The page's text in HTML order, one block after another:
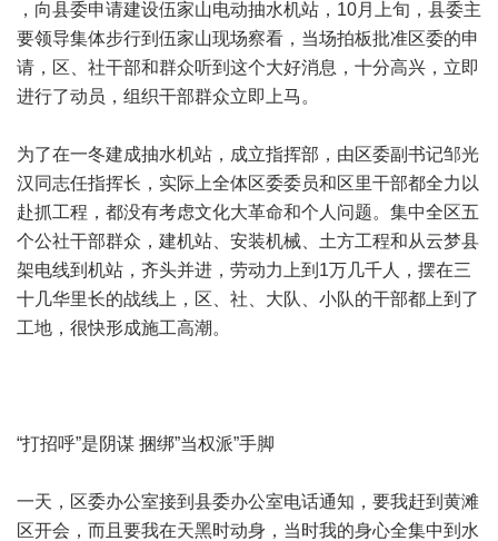
，向县委申请建设伍家山电动抽水机站，10月上旬，县委主
要领导集体步行到伍家山现场察看，当场拍板批准区委的申
请，区、社干部和群众听到这个大好消息，十分高兴，立即
进行了动员，组织干部群众立即上马。
为了在一冬建成抽水机站，成立指挥部，由区委副书记邹光
汉同志任指挥长，实际上全体区委委员和区里干部都全力以
赴抓工程，都没有考虑文化大革命和个人问题。集中全区五
个公社干部群众，建机站、安装机械、土方工程和从云梦县
架电线到机站，齐头并进，劳动力上到1万几千人，摆在三
十几华里长的战线上，区、社、大队、小队的干部都上到了
工地，很快形成施工高潮。
“打招呼”是阴谋 捆绑”当权派”手脚
一天，区委办公室接到县委办公室电话通知，要我赶到黄滩
区开会，而且要我在天黑时动身，当时我的身心全集中到水